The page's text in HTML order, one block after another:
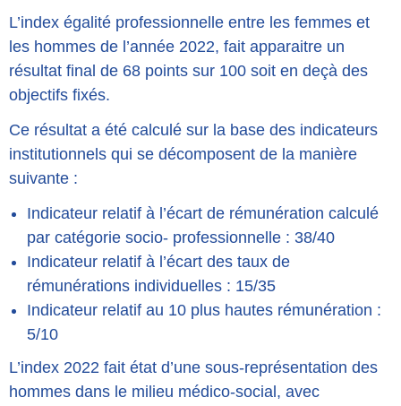
Adultes
Soins & santé
Loisirs & Repit
Soutenir nos actions
Intégrer l’équipe des
Actualités
Actualités
Évènements
Faire un don
L’index égalité professionnelle entre les femmes et
les hommes de l’année 2022, fait apparaitre un
résultat final de 68 points sur 100 soit en deçà des
objectifs fixés.
Ce résultat a été calculé sur la base des indicateurs
institutionnels qui se décomposent de la manière
suivante :
Indicateur relatif à l’écart de rémunération calculé
par catégorie socio- professionnelle : 38/40
Indicateur relatif à l’écart des taux de
rémunérations individuelles : 15/35
Indicateur relatif au 10 plus hautes rémunération :
5/10
L’index 2022 fait état d’une sous-représentation des
hommes dans le milieu médico-social, avec